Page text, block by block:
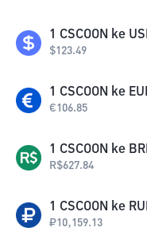
1 CSCOON ke
$123.49
1 CSCOON ke
€106.85
1 CSCOON ke
R$627.84
1 CSCOON ke
₽10,159.13